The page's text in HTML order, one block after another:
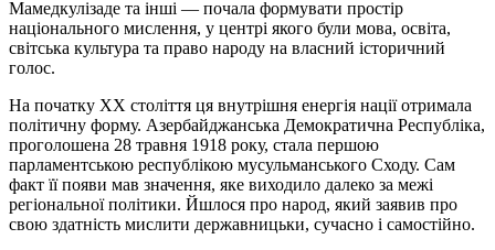
Мамедкулізаде та інші — почала формувати простір
національного мислення, у центрі якого були мова, освіта,
світська культура та право народу на власний історичний
голос.
На початку ХХ століття ця внутрішня енергія нації отримала
політичну форму. Азербайджанська Демократична Республіка,
проголошена 28 травня 1918 року, стала першою
парламентською республікою мусульманського Сходу. Сам
факт її появи мав значення, яке виходило далеко за межі
регіональної політики. Йшлося про народ, який заявив про
свою здатність мислити державницьки, сучасно і самостійно.